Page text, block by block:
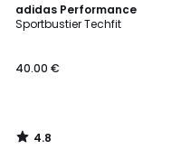
adidas Performance
Sportbustier Techfit
40.00 €
4.8
/ 5
4.8
/